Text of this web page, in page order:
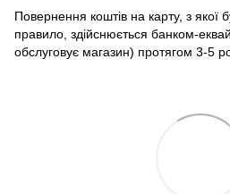
Повернення коштів на карту, з якої
правило, здійснюється банком-
обслуговує магазин) протягом 3-5